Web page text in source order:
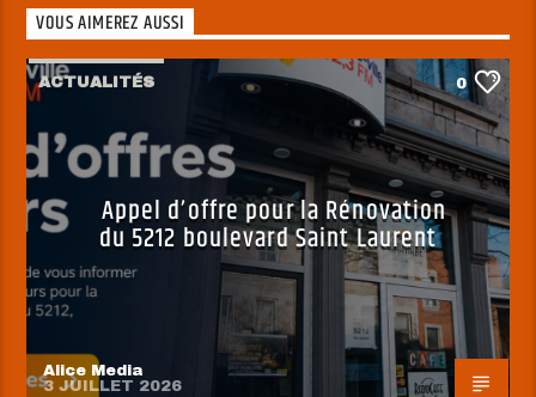
VOUS AIMEREZ AUSSI
ACTUALITÉS 0
Appel d’offre pour la Rénovation
du 5212 boulevard Saint Laurent
Alice Media
3 JUILLET 2026